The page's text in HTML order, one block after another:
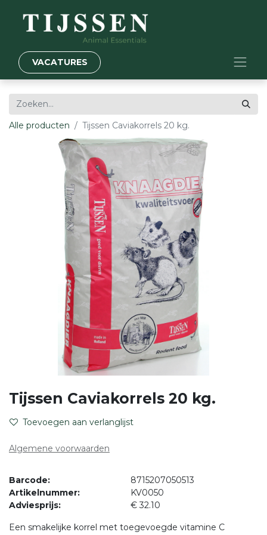
VACATURES
Alle producten Tijssen Caviakorrels 20 kg.
Tijssen Caviakorrels 20 kg.
Toevoegen aan verlanglijst
Algemene voorwaarden
Barcode:
8715207050513
Artikelnummer:
KV0050
Adviesprijs:
€ 32.10
Een smakelijke korrel met toegevoegde vitamine C